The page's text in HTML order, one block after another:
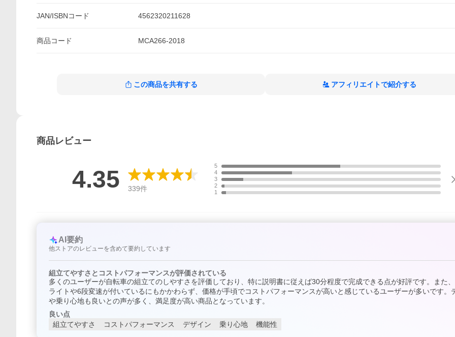
JAN/ISBNコード 4562320211628
商品コード MCA266-2018
この商品を共有する アフィリエイトで紹介する
商品レビュー
4.35 339件
5
4
3
2
1
AI要約
他ストアのレビューを含めて要約しています
組立てやすさとコストパフォーマンスが評価されている
多くのユーザーが自転車の組立てのしやすさを評価しており、特に説明書に従えば30分程度で完成できる点が好評です。また
ライトや6段変速が付いているにもかかわらず、価格が手頃でコストパフォーマンスが高いと感じているユーザーが多いです。
や乗り心地も良いとの声が多く、満足度が高い商品となっています。
良い点
組立てやすさ
コストパフォーマンス デザイン 乗り心地 機能性